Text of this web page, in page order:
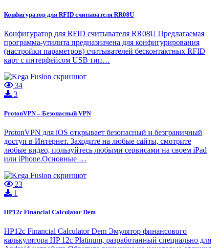
Конфигуратор для RFID считывателя RR08U
Конфигуратор для RFID считывателя RR08U Предлагаемая
программа-утилита предназначена для конфигурирования
(настройки параметров) считывателей бесконтактных RFID
карт с интерфейсом USB тип…
34
3
ProtonVPN – Безопасный VPN
ProtonVPN для iOS открывает безопасный и безграничный
доступ в Интернет. Заходите на любые сайты, смотрите
любые видео, пользуйтесь любыми сервисами на своем iPad
или iPhone.Основные …
23
1
HP12c Financial Calculator Dem
HP12c Financial Calculator Dem Эмулятор финансового
калькулятора HP 12c Platinum, разработанный специально для